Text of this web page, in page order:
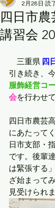
四日市
講習会
2月28日 読
三重県 四
引き続き、
服飾経営コ
会を行わせ
四日市農芸
にあたって
日市支部・
です。後輩
は緊張する
ざ始まって
見受けられ